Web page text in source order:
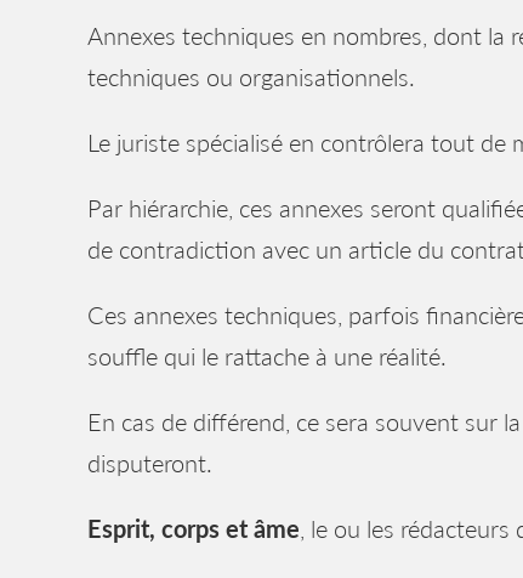
Annexes techniques en nombres, dont la
techniques ou organisationnels.
Le juriste spécialisé en contrôlera tout de
Par hiérarchie, ces annexes seront
de contradiction avec un article du
Ces annexes techniques, parfois
souffle qui le rattache à une réalité.
En cas de différend, ce sera souvent sur
disputeront.
Esprit, corps et âme , le ou les